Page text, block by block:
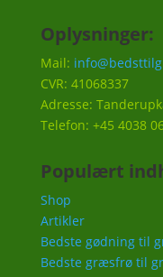
Oplysninger:
Mail:
CVR: 41068337
Adresse:
Telefon: +45 4038
Populært
Shop
Artikler
Bedste gødning til
Bedste græsfrø til